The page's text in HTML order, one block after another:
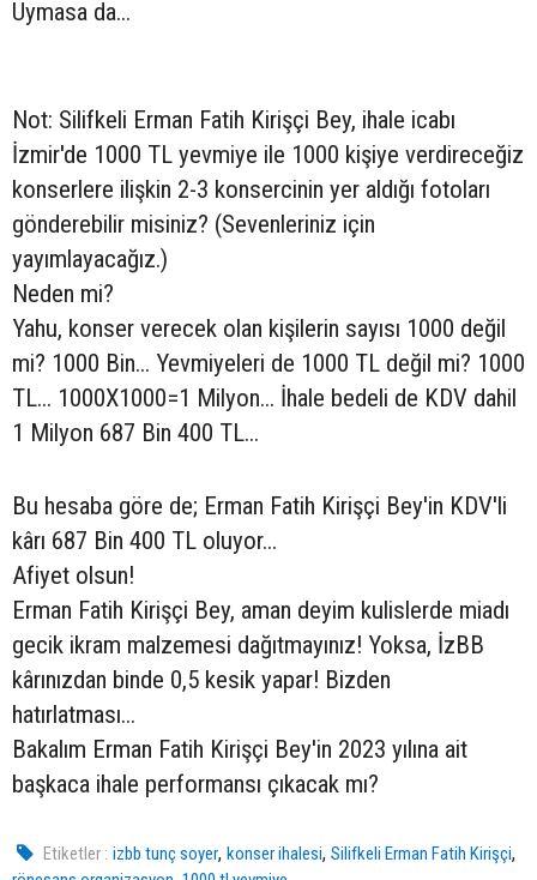
Uymasa da...
Not: Silifkeli Erman Fatih Kirişçi Bey, ihale icabı
İzmir'de 1000 TL yevmiye ile 1000 kişiye verdireceğiz
konserlere ilişkin 2-3 konsercinin yer aldığı fotoları
gönderebilir misiniz? (Sevenleriniz için
yayımlayacağız.)
Neden mi?
Yahu, konser verecek olan kişilerin sayısı 1000 değil
mi? 1000 Bin... Yevmiyeleri de 1000 TL değil mi? 1000
TL... 1000X1000=1 Milyon... İhale bedeli de KDV dahil
1 Milyon 687 Bin 400 TL...
Bu hesaba göre de; Erman Fatih Kirişçi Bey'in KDV'li
kârı 687 Bin 400 TL oluyor...
Afiyet olsun!
Erman Fatih Kirişçi Bey, aman deyim kulislerde miadı
gecik ikram malzemesi dağıtmayınız! Yoksa, İzBB
kârınızdan binde 0,5 kesik yapar! Bizden
hatırlatması...
Bakalım Erman Fatih Kirişçi Bey'in 2023 yılına ait
başkaca ihale performansı çıkacak mı?
Etiketler : izbb tunç soyer,konser ihalesi,Silifkeli Erman Fatih Kirişçi,